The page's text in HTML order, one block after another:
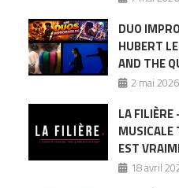
DUO
HUBERT
AND THE
2 mai 2026
LA FILIÈRE
MUSICALE
EST
18 avril